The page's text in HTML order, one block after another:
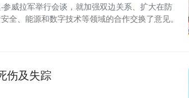
参威拉军举行会谈，就加强双边关系、扩大在防
全、能源和数字技术等领域的合作交换了意见。
伤及失踪